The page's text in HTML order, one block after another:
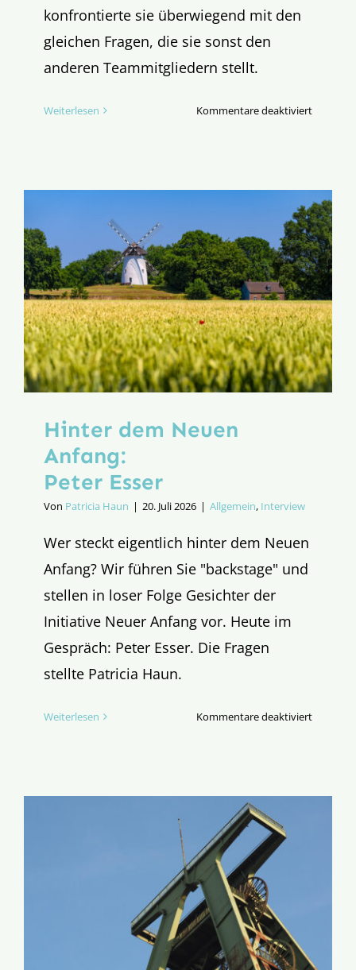
konfrontierte sie überwiegend mit den
gleichen Fragen, die sie sonst den
anderen Teammitgliedern stellt.
Weiterlesen Kommentare deaktiviertfür
Patricia
Haun
Hinter dem Neuen
Anfang:
Peter Esser
Von Patricia Haun | 20. Juli 2026 | Allgemein, Interview
Wer steckt eigentlich hinter dem Neuen
Anfang? Wir führen Sie "backstage" und
stellen in loser Folge Gesichter der
Initiative Neuer Anfang vor. Heute im
Gespräch: Peter Esser. Die Fragen
stellte Patricia Haun.
Weiterlesen Kommentare deaktiviertfür